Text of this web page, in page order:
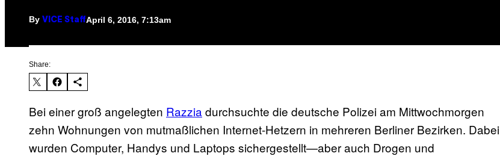
By VICE StaffApril 6, 2016, 7:13am
Share:
Bei einer groß angelegten Razzia durchsuchte die deutsche Polizei am Mittwochmorgen
zehn Wohnungen von mutmaßlichen Internet-Hetzern in mehreren Berliner Bezirken. Dabei
wurden Computer, Handys und Laptops sichergestellt—aber auch Drogen und